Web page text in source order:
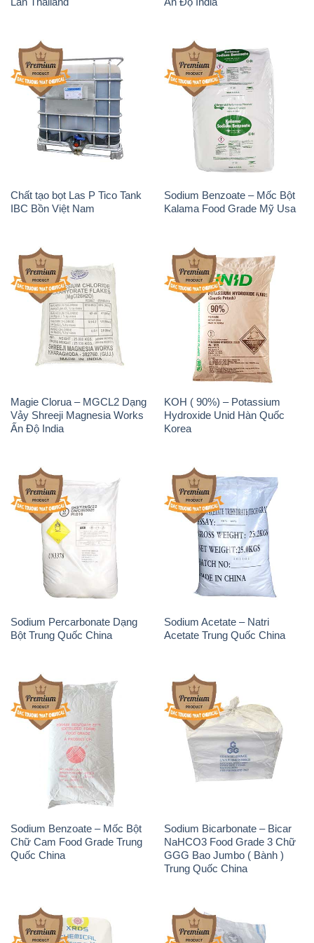
Magie Clorua – MGCL2 Dạng
Vảy Shreeji Magnesia Works
KOH ( 90%) – Potassium
Hydroxide Unid Hàn Quốc
Sodium Percarbonate Dạng
Sodium Acetate – Natri
Acetate Trung Quốc China
Sodium Benzoate – Mốc Bột
Chữ Cam Food Grade Trung
Quốc China
Sodium Bicarbonate – Bicar
NaHCO3 Food Grade 3 Chữ
GGG Bao Jumbo ( Bành )
Phèn Nhôm – Al2(SO4)3 17%